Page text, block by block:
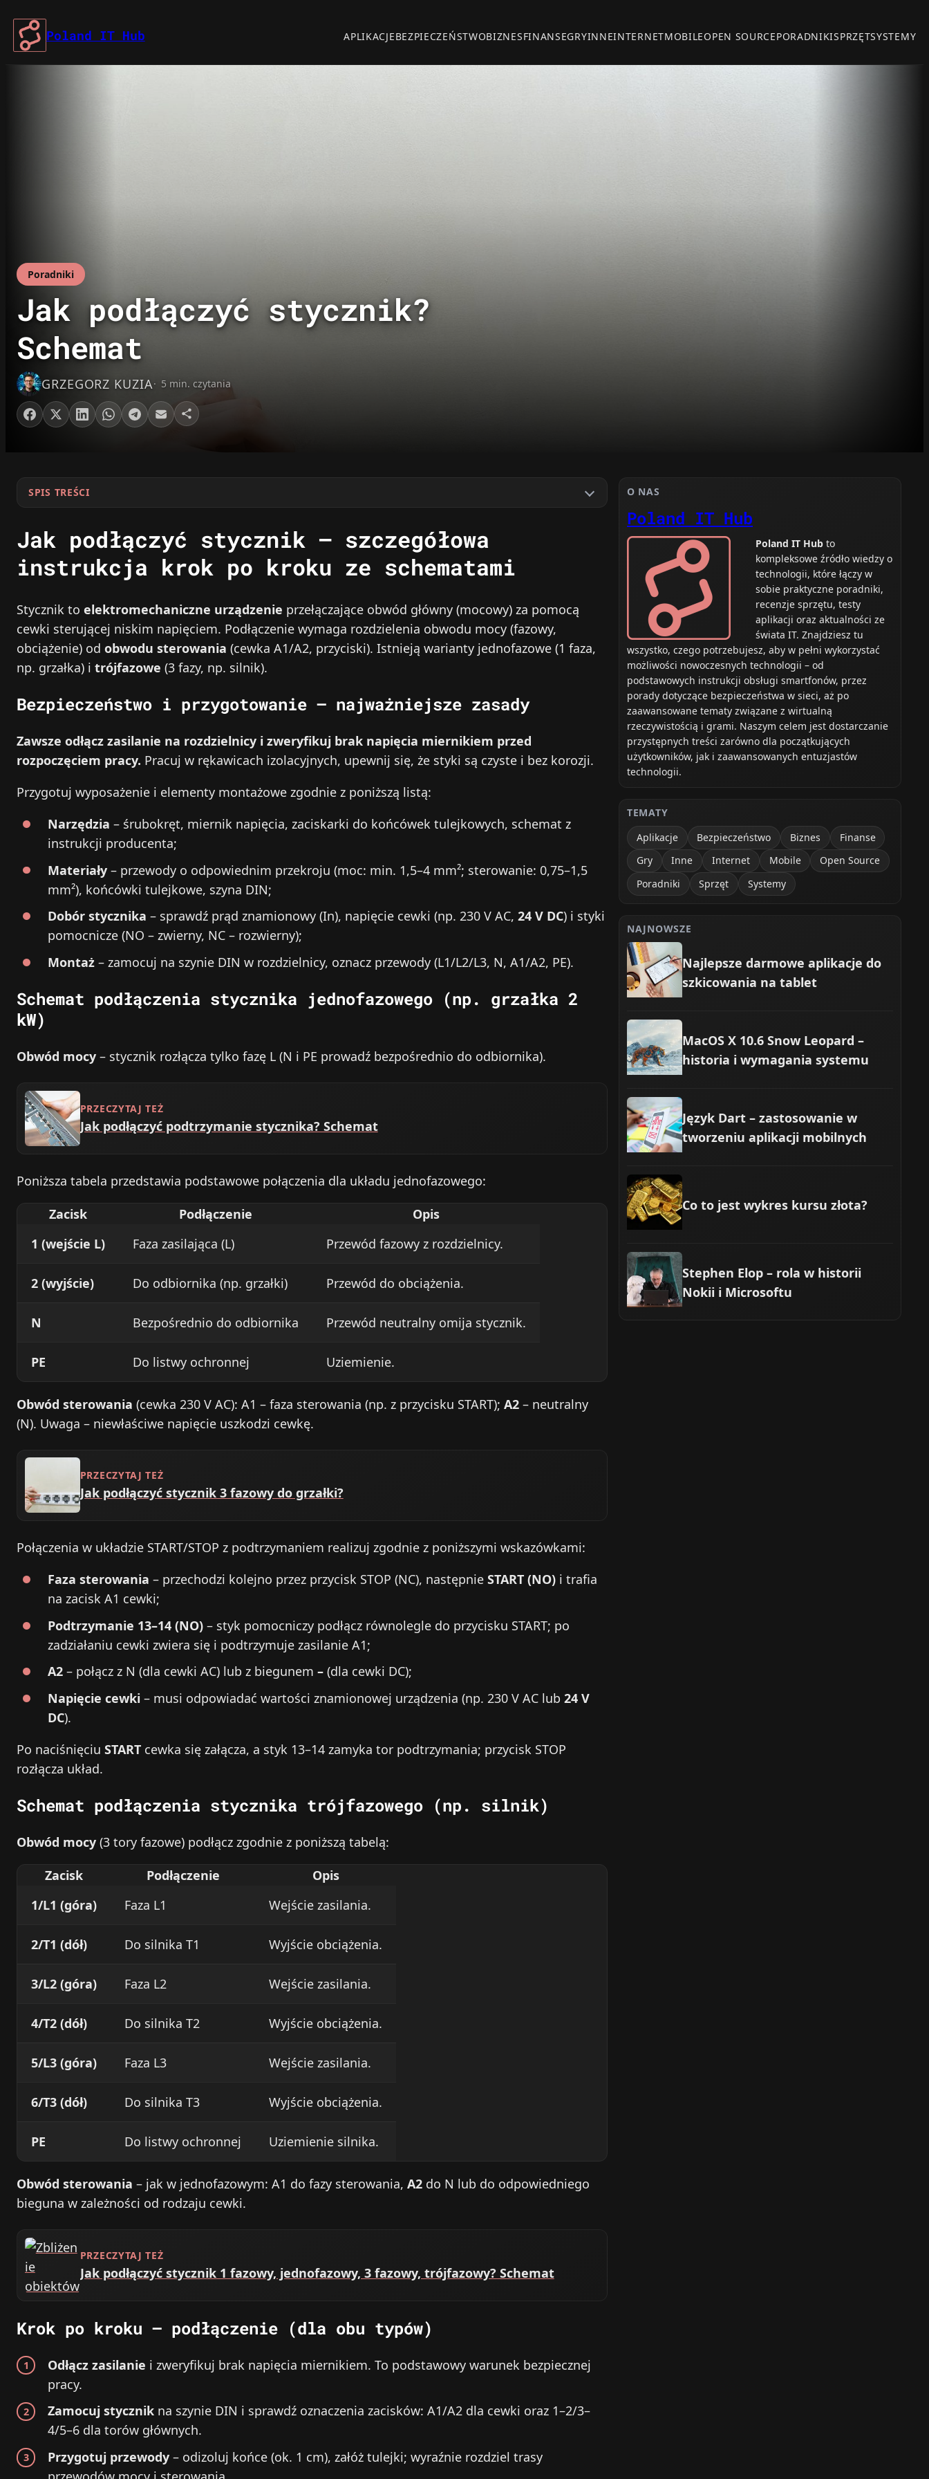
Przejdź
do
treści
Poland IT Hub APLIKACJEBEZPIECZEŃSTWOBIZNESFINANSEGRYINNEINTERNETMOBILEOPEN SOURCEPORADNIKISPRZĘTSYSTEMY
Poradniki
Jak podłączyć stycznik?
Schemat
GRZEGORZ KUZIA 5 min. czytania
SPIS TREŚCI
Jak podłączyć stycznik – szczegółowa
instrukcja krok po kroku ze schematami
Stycznik to elektromechaniczne urządzenie przełączające obwód główny (mocowy) za pomocą
cewki sterującej niskim napięciem. Podłączenie wymaga rozdzielenia obwodu mocy (fazowy,
obciążenie) od obwodu sterowania (cewka A1/A2, przyciski). Istnieją warianty jednofazowe (1 faza,
np. grzałka) i trójfazowe (3 fazy, np. silnik).
Bezpieczeństwo i przygotowanie – najważniejsze zasady
Zawsze odłącz zasilanie na rozdzielnicy i zweryfikuj brak napięcia miernikiem przed
rozpoczęciem pracy. Pracuj w rękawicach izolacyjnych, upewnij się, że styki są czyste i bez korozji.
Przygotuj wyposażenie i elementy montażowe zgodnie z poniższą listą:
Narzędzia – śrubokręt, miernik napięcia, zaciskarki do końcówek tulejkowych, schemat z
instrukcji producenta;
Materiały – przewody o odpowiednim przekroju (moc: min. 1,5–4 mm²; sterowanie: 0,75–1,5
mm²), końcówki tulejkowe, szyna DIN;
Dobór stycznika – sprawdź prąd znamionowy (In), napięcie cewki (np. 230 V AC, 24 V DC) i styki
pomocnicze (NO – zwierny, NC – rozwierny);
Montaż – zamocuj na szynie DIN w rozdzielnicy, oznacz przewody (L1/L2/L3, N, A1/A2, PE).
Schemat podłączenia stycznika jednofazowego (np. grzałka 2
kW)
Obwód mocy – stycznik rozłącza tylko fazę L (N i PE prowadź bezpośrednio do odbiornika).
PRZECZYTAJ TEŻ
Jak podłączyć podtrzymanie stycznika? Schemat
Poniższa tabela przedstawia podstawowe połączenia dla układu jednofazowego:
Zacisk
Podłączenie
Opis
1 (wejście L)
Faza zasilająca (L) Przewód fazowy z rozdzielnicy.
2 (wyjście) Do odbiornika (np. grzałki) Przewód do obciążenia.
N Bezpośrednio do odbiornika Przewód neutralny omija stycznik.
PE Do listwy ochronnej Uziemienie.
Obwód sterowania (cewka 230 V AC): A1 – faza sterowania (np. z przycisku START); A2 – neutralny
(N). Uwaga – niewłaściwe napięcie uszkodzi cewkę.
PRZECZYTAJ TEŻ
Jak podłączyć stycznik 3 fazowy do grzałki?
Połączenia w układzie START/STOP z podtrzymaniem realizuj zgodnie z poniższymi wskazówkami:
Faza sterowania – przechodzi kolejno przez przycisk STOP (NC), następnie START (NO) i trafia
na zacisk A1 cewki;
Podtrzymanie 13–14 (NO) – styk pomocniczy podłącz równolegle do przycisku START; po
zadziałaniu cewki zwiera się i podtrzymuje zasilanie A1;
A2 – połącz z N (dla cewki AC) lub z biegunem – (dla cewki DC);
Napięcie cewki – musi odpowiadać wartości znamionowej urządzenia (np. 230 V AC lub 24 V
DC).
Po naciśnięciu START cewka się załącza, a styk 13–14 zamyka tor podtrzymania; przycisk STOP
rozłącza układ.
Schemat podłączenia stycznika trójfazowego (np. silnik)
Obwód mocy (3 tory fazowe) podłącz zgodnie z poniższą tabelą:
Zacisk
Podłączenie
Opis
1/L1 (góra)
Faza L1 Wejście zasilania.
2/T1 (dół) Do silnika T1 Wyjście obciążenia.
3/L2 (góra) Faza L2 Wejście zasilania.
4/T2 (dół) Do silnika T2 Wyjście obciążenia.
5/L3 (góra) Faza L3 Wejście zasilania.
6/T3 (dół) Do silnika T3 Wyjście obciążenia.
PE Do listwy ochronnej Uziemienie silnika.
Obwód sterowania – jak w jednofazowym: A1 do fazy sterowania, A2 do N lub do odpowiedniego
bieguna w zależności od rodzaju cewki.
PRZECZYTAJ TEŻ
Jak podłączyć stycznik 1 fazowy, jednofazowy, 3 fazowy, trójfazowy? Schemat
Krok po kroku – podłączenie (dla obu typów)
Odłącz zasilanie i zweryfikuj brak napięcia miernikiem. To podstawowy warunek bezpiecznej
pracy.
Zamocuj stycznik na szynie DIN i sprawdź oznaczenia zacisków: A1/A2 dla cewki oraz 1–2/3–
4/5–6 dla torów głównych.
Przygotuj przewody – odizoluj końce (ok. 1 cm), załóż tulejki; wyraźnie rozdziel trasy
O NAS
Poland IT Hub
Poland IT Hub to
kompleksowe źródło wiedzy o
technologii, które łączy w
sobie praktyczne poradniki,
recenzje sprzętu, testy
aplikacji oraz aktualności ze
świata IT. Znajdziesz tu
wszystko, czego potrzebujesz, aby w pełni wykorzystać
możliwości nowoczesnych technologii – od
podstawowych instrukcji obsługi smartfonów, przez
porady dotyczące bezpieczeństwa w sieci, aż po
zaawansowane tematy związane z wirtualną
rzeczywistością i grami. Naszym celem jest dostarczanie
przystępnych treści zarówno dla początkujących
użytkowników, jak i zaawansowanych entuzjastów
technologii.
TEMATY
Aplikacje
Bezpieczeństwo Biznes
Finanse
Gry
Inne Internet Mobile
Open Source
Poradniki
Sprzęt Systemy
NAJNOWSZE
Najlepsze darmowe aplikacje do
szkicowania na tablet
MacOS X 10.6 Snow Leopard –
historia i wymagania systemu
Język Dart – zastosowanie w
tworzeniu aplikacji mobilnych
Co to jest wykres kursu złota?
Stephen Elop – rola w historii
Nokii i Microsoftu